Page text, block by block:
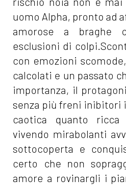
uomo Alpha, pronto ad
amorose a braghe
esclusioni di
con emozioni
calcolati e un passato
importanza, il
senza più freni inibitori
caotica quanto ricca
vivendo mirabolanti
sottocoperta e
certo che non
amore a rovinargli i